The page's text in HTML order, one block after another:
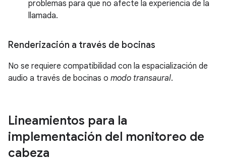
problemas para que no afecte la experiencia de la
llamada.
Renderización a través de bocinas
No se requiere compatibilidad con la espacialización de
audio a través de bocinas o modo transaural.
Lineamientos para la
implementación del monitoreo de
cabeza